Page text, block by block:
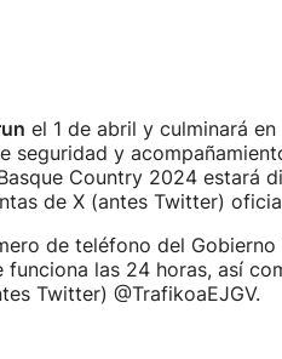
el 1 de abril y culminará en
seguridad y
Country 2024 estará
de X (antes Twitter)
de teléfono del Gobierno
las 24 horas, así
Twitter) @TrafikoaEJGV.